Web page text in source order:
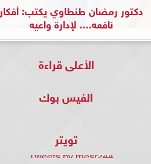
دكتور رمضان طنطاوي يكتب: أفكار
نافعه.... لإدارة واعيه
الأعلى قراءة
الفيس بوك
تويتر
Tweets by mesr244